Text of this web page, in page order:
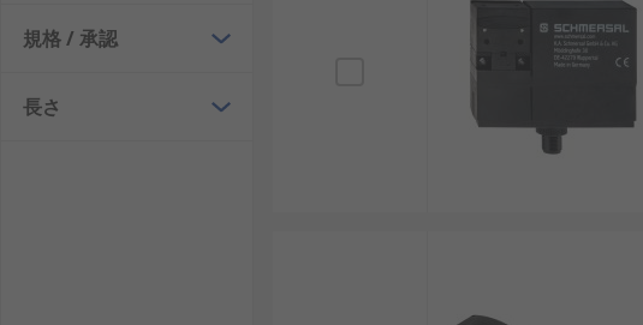
アクチュエータタイプ：標準アクチュエータ、コード化ア
ュエータなどがあります。扉のズレ、交換管理、いたずら防
通販や販売サイトでソレノイドインターロックスイッチを比較す
位、対応規格を確認する必要があります。日本の製造現場では、
除の方法、既存安全回路との整合も実務的な確認項目です。
ソレノイドインターロックスイッチのメーカーを比較する際は、
システムとの相性、価格帯をあわせて見ると選びやすくなります
規格 / 承認
長さ